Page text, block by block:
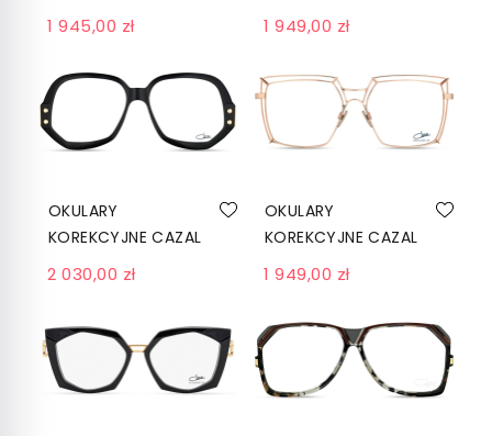
5003 C001BLACK-
1 945,00 zł
5004 001 GOLD
1 949,00 zł
OKULARY
KOREKCYJNE CAZAL
5007 C001 BLACK-
2 030,00 zł
OKULARY
KOREKCYJNE CAZAL
5012 002 ROSÉGOLD
1 949,00 zł